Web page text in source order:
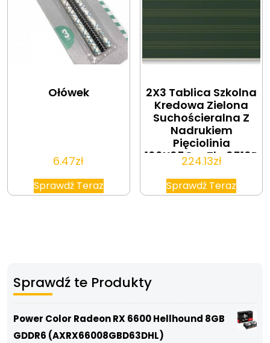
Ołówek
6.47zł
Sprawdź Teraz
2X3 Tablica Szkolna
Kredowa Zielona
Suchościeralna Z
Nadrukiem
Pięciolinia
100X85Cm Tkc8510P
224.13zł
Sprawdź Teraz
Sprawdź te Produkty
Power Color Radeon RX 6600 Hellhound 8GB
GDDR6 (AXRX66008GBD63DHL)